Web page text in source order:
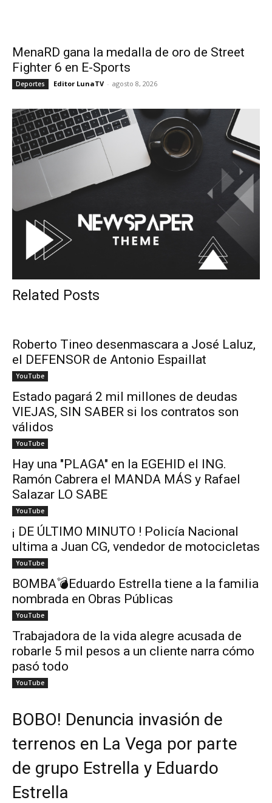
MenaRD gana la medalla de oro de Street
Fighter 6 en E-Sports
Deportes Editor LunaTV - agosto 8, 2026
Related Posts
Roberto Tineo desenmascara a José Laluz,
el DEFENSOR de Antonio Espaillat
YouTube
Estado pagará 2 mil millones de deudas
VIEJAS, SIN SABER si los contratos son
válidos
YouTube
Hay una "PLAGA" en la EGEHID el ING.
Ramón Cabrera el MANDA MÁS y Rafael
Salazar LO SABE
YouTube
¡ DE ÚLTIMO MINUTO ! Policía Nacional
ultima a Juan CG, vendedor de motocicletas
YouTube
BOMBA💣Eduardo Estrella tiene a la familia
nombrada en Obras Públicas
YouTube
Trabajadora de la vida alegre acusada de
robarle 5 mil pesos a un cliente narra cómo
pasó todo
YouTube
BOBO! Denuncia invasión de
terrenos en La Vega por parte
de grupo Estrella y Eduardo
Estrella